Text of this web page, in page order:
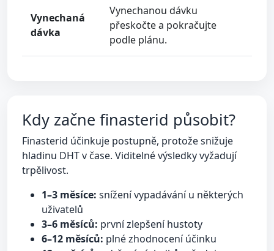
Vynechaná
dávka
Vynechanou dávku
přeskočte a pokračujte
podle plánu.
Kdy začne finasterid působit?
Finasterid účinkuje postupně, protože snižuje
hladinu DHT v čase. Viditelné výsledky vyžadují
trpělivost.
1–3 měsíce: snížení vypadávání u některých
uživatelů
3–6 měsíců: první zlepšení hustoty
6–12 měsíců: plné zhodnocení účinku